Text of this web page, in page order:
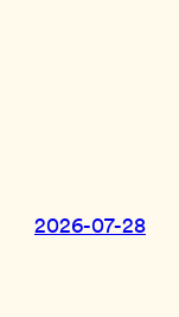
2026-07-28